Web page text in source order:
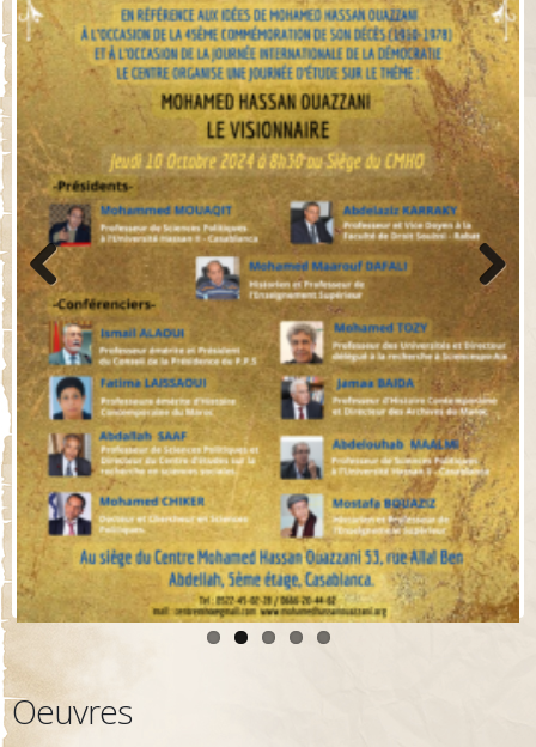
Previo
us
Next
Oeuvres